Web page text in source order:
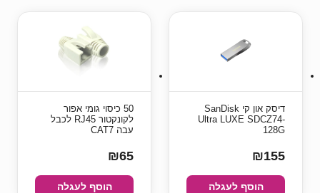
דיסק און קי SanDisk
Ultra LUXE SDCZ74-
128G
₪155
הוסף לעגלה
50 כיסוי גומי אפור
לקונקטור RJ45 לכבל
עבה CAT7
₪65
הוסף לעגלה